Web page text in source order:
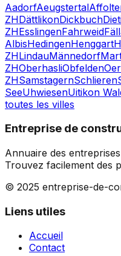
AadorfAeugstertal
ZHDättlikonDickbuch
ZHEsslingenFahrweid
AlbisHedingenHenggart
ZHLindauMännedorf
ZHOberhasliObfelden
ZHSamstagernSchlieren
SeeUhwiesenUitikon
toutes les villes
Entreprise de
Annuaire des
Trouvez facilement des
© 2025 entreprise-de-
Liens utiles
Accueil
Contact